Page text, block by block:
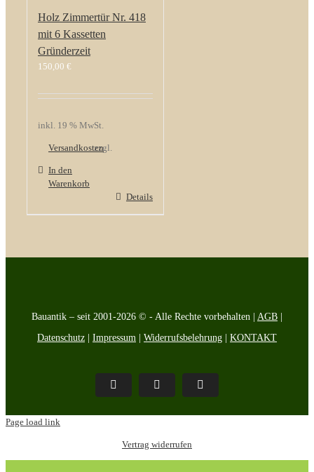
Holz Zimmertür Nr. 418
mit 6 Kassetten
Gründerzeit
150,00 €
inkl. 19 % MwSt.
zzgl.
Versandkosten
In den
Warenkorb
Details
Bauantik – seit 2001-2026 © - Alle Rechte vorbehalten | AGB |
Datenschutz | Impressum | Widerrufsbelehrung | KONTAKT
Pinterest FacebookInstagram
Page load link
Vertrag widerrufen